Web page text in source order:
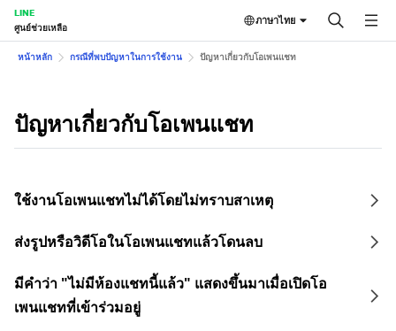
LINE
ศูนย์ช่วยเหลือ
ภาษาไทย
หน้าหลัก กรณีที่พบปัญหาในการใช้งาน ปัญหาเกี่ยวกับโอเพนแชท
ปัญหาเกี่ยวกับโอเพนแชท
ใช้งานโอเพนแชทไม่ได้โดยไม่ทราบสาเหตุ
ส่งรูปหรือวิดีโอในโอเพนแชทแล้วโดนลบ
มีคำว่า "ไม่มีห้องแชทนี้แล้ว" แสดงขึ้นมาเมื่อเปิดโอ
เพนแชทที่เข้าร่วมอยู่